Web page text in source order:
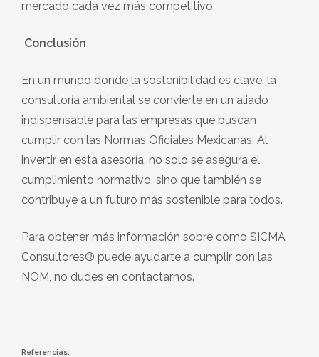
mercado cada vez más competitivo.
Conclusión
En un mundo donde la sostenibilidad es clave, la
consultoría ambiental se convierte en un aliado
indispensable para las empresas que buscan
cumplir con las Normas Oficiales Mexicanas. Al
invertir en esta asesoría, no solo se asegura el
cumplimiento normativo, sino que también se
contribuye a un futuro más sostenible para todos.
Para obtener más información sobre cómo SICMA
Consultores® puede ayudarte a cumplir con las
NOM, no dudes en contactarnos.
Referencias: